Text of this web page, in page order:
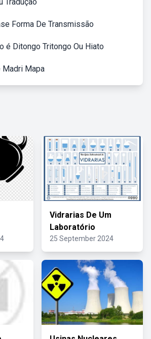
Forma De Transmissão
é Ditongo Tritongo Ou Hiato
Madri Mapa
Vidrarias De Um
Laboratório
25 September 2024